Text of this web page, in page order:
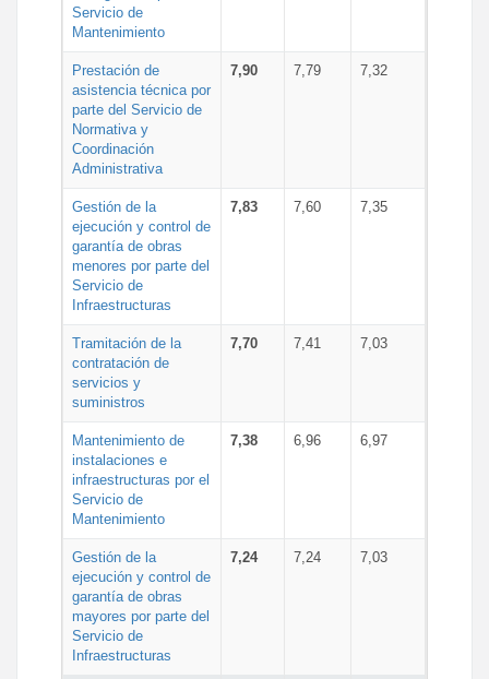
Servicio de
Mantenimiento
Prestación de
asistencia técnica por
parte del Servicio de
Normativa y
Coordinación
Administrativa
7,90 7,79 7,32
Gestión de la
ejecución y control de
garantía de obras
menores por parte del
Servicio de
Infraestructuras
7,83 7,60 7,35
Tramitación de la
contratación de
servicios y
suministros
7,70 7,41 7,03
Mantenimiento de
instalaciones e
infraestructuras por el
Servicio de
Mantenimiento
7,38 6,96 6,97
Gestión de la
ejecución y control de
garantía de obras
mayores por parte del
Servicio de
Infraestructuras
7,24 7,24 7,03